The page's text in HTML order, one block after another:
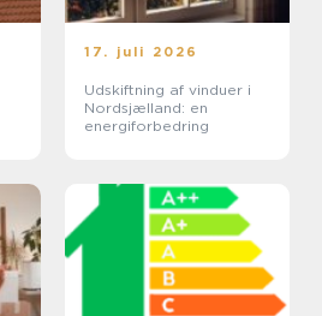
17. juli 2026
Udskiftning af vinduer i
Nordsjælland: en
energiforbedring